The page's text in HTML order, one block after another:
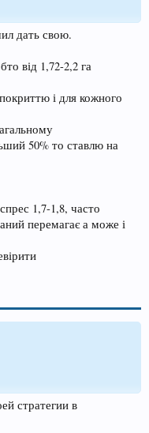
дать свою.
від 1,72-2,2 га
і для кожного
50% то ставлю на
1,7-1,8, часто
перемагає а може і
стратегии в